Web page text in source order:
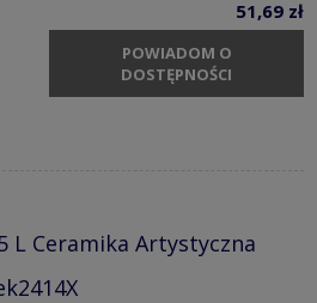
51,69 zł
POWIADOM O
DOSTĘPNOŚCI
L Ceramika Artystyczna